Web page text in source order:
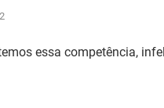
essa competência,